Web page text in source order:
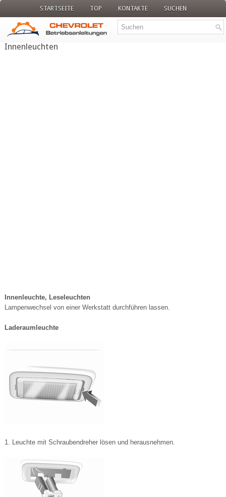
STARTSEITE TOP KONTAKTE SUCHEN
Innenleuchten
Innenleuchte, Leseleuchten
Lampenwechsel von einer Werkstatt durchführen lassen.
Laderaumleuchte
1. Leuchte mit Schraubendreher lösen und herausnehmen.